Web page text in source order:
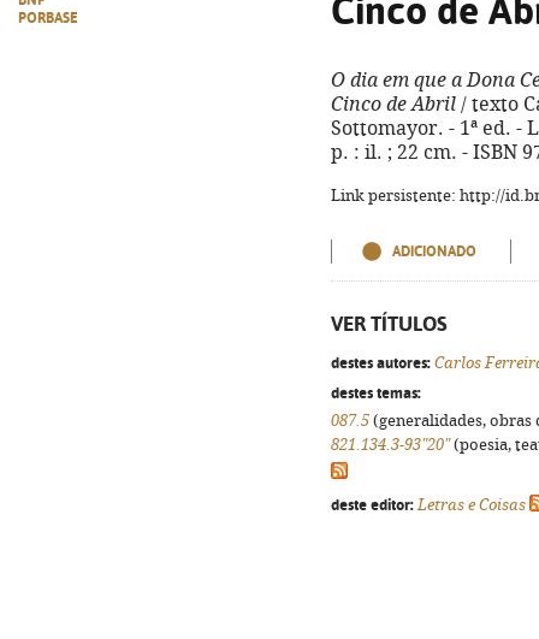
PORBASE
Cinco de
O dia em que a Dona
Cinco de Abril / texto
Sottomayor. - 1ª ed. -
p. : il. ; 22 cm. - ISBN
Link persistente: http://
ADICIONADO
VER TÍTULOS
destes autores: Carlos
destes temas:
087.5 (generalidades,
821.134.3-93"20"(poesia,
deste editor: Letras e Coisas